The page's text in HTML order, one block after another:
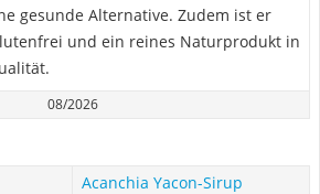
gesunde Alternative. Zudem ist er
und ein reines Naturprodukt in
08/2026
Acanchia Yacon-Sirup